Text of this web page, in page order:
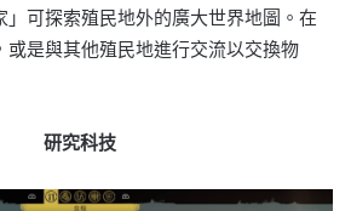
」可探索殖民地外的廣大世界地圖。在
或是與其他殖民地進行交流以交換物
研究科技